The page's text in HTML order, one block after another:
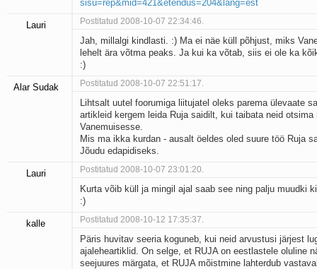
sisu=rep&mid=421&etendus=204&lang=est
Lauri Postitatud 2008-10-07 22:34:46.
Jah, millalgi kindlasti. :) Ma ei näe küll põhjust, miks
lehelt ära võtma peaks. Ja kui ka võtab, siis ei ole ka
:)
Alar Sudak Postitatud 2008-10-07 22:51:17.
Lihtsalt uutel foorumiga liitujatel oleks parema ülevaate
artikleid kergem leida Ruja saidilt, kui taibata neid otsima
Vanemuisesse.
Mis ma ikka kurdan - ausalt öeldes oled suure töö Ruja
Jõudu edapidiseks.
Lauri Postitatud 2008-10-07 23:01:20.
Kurta võib küll ja mingil ajal saab see ning palju muudki
:)
kalle Postitatud 2008-10-12 17:35:37.
Päris huvitav seeria koguneb, kui neid arvustusi järjest
ajaleheartiklid. On selge, et RUJA on eestlastele oluline
seejuures märgata, et RUJA mõistmine lahterdub